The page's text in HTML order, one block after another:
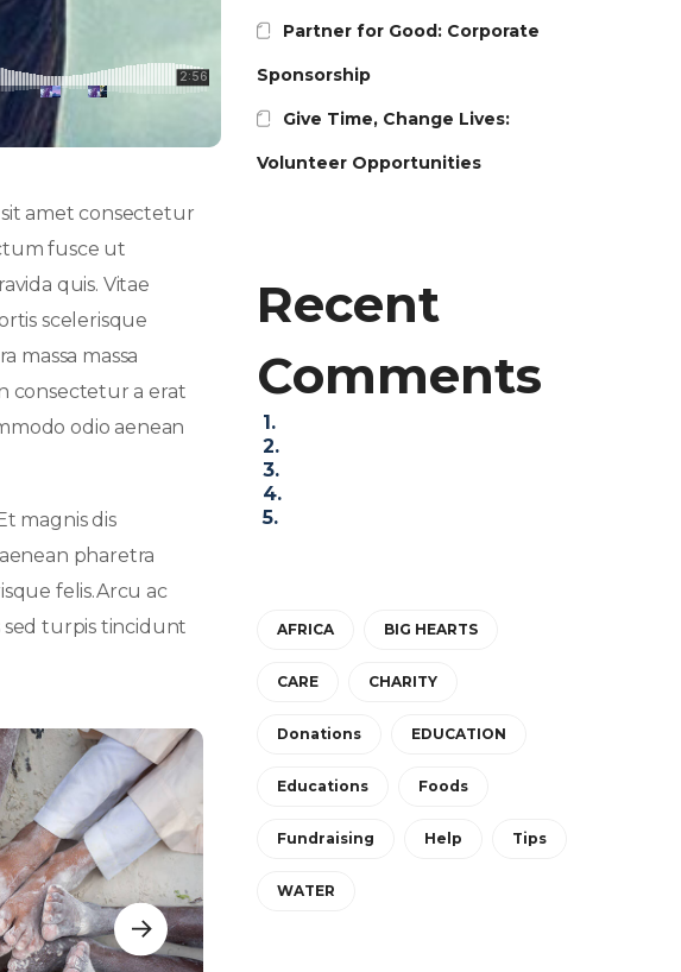
amet consectetur
fusce ut
quis. Vitae
scelerisque
massa massa
consectetur a erat
odio aenean
magnis dis
pharetra
felis.Arcu ac
sed turpis tincidunt
Partner for Good: Corporate
Sponsorship
Give Time, Change Lives:
Volunteer Opportunities
Recent
Comments
AFRICA BIG HEARTS
CARE CHARITY
Donations EDUCATION
Educations Foods
Fundraising Help Tips
WATER